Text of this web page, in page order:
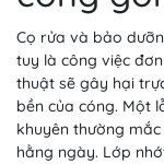
Cọ rửa và bảo
tuy là công việc
thuật sẽ gây hại
bền của cóng. Một
khuyên thường
hằng ngày. Lớp